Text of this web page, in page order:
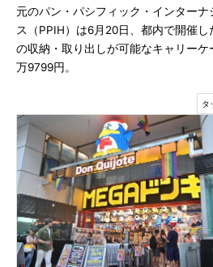
元のパン・パシフィック・インター
ス（PPIH）は6月20日、都内で開催
の収納・取り出しが可能なキャリーケ
万9799円。